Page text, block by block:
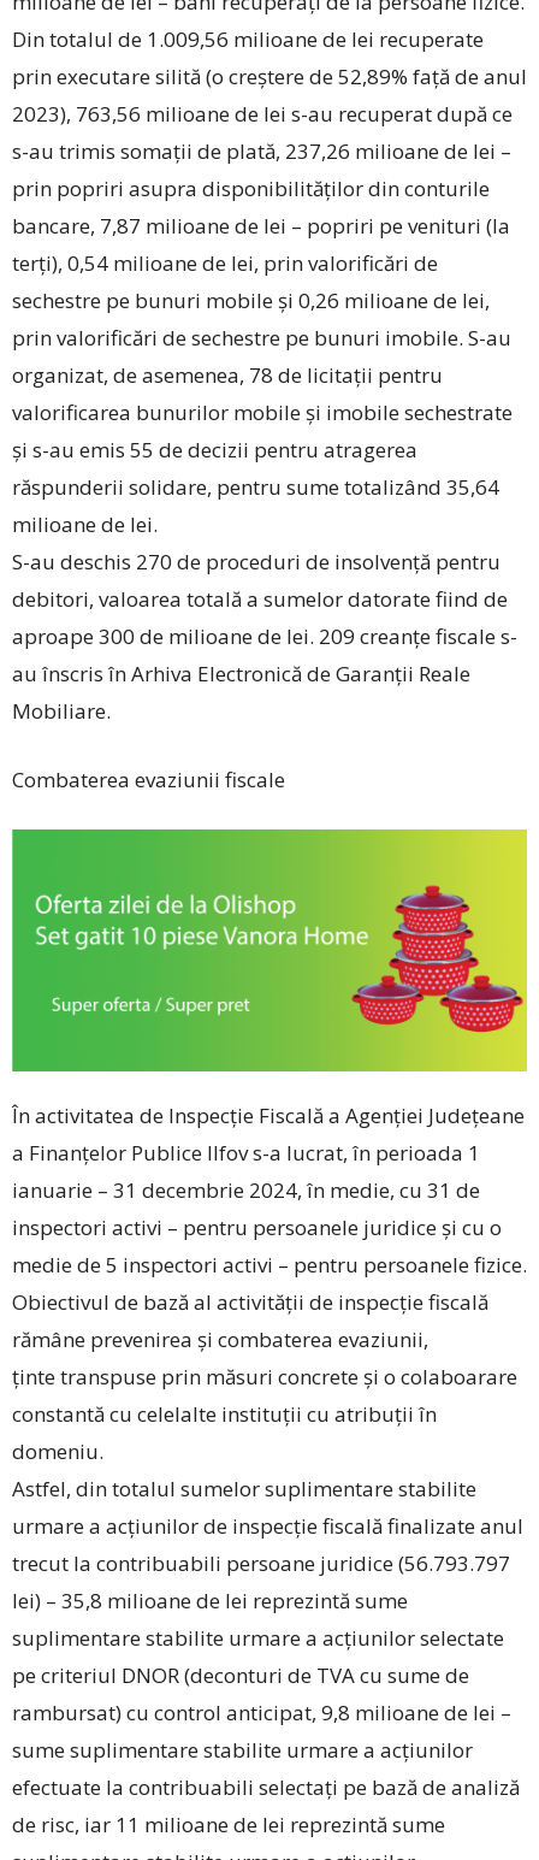
Din totalul de 1.009,56 milioane de lei recuperate
prin executare silită (o creștere de 52,89% față de anul
2023), 763,56 milioane de lei s-au recuperat după ce
s-au trimis somații de plată, 237,26 milioane de lei –
prin popriri asupra disponibilităților din conturile
bancare, 7,87 milioane de lei – popriri pe venituri (la
terți), 0,54 milioane de lei, prin valorificări de
sechestre pe bunuri mobile și 0,26 milioane de lei,
prin valorificări de sechestre pe bunuri imobile. S-au
organizat, de asemenea, 78 de licitații pentru
valorificarea bunurilor mobile și imobile sechestrate
și s-au emis 55 de decizii pentru atragerea
răspunderii solidare, pentru sume totalizând 35,64
milioane de lei.
S-au deschis 270 de proceduri de insolvență pentru
debitori, valoarea totală a sumelor datorate fiind de
aproape 300 de milioane de lei. 209 creanțe fiscale s-
au înscris în Arhiva Electronică de Garanții Reale
Mobiliare.
Combaterea evaziunii fiscale
În activitatea de Inspecție Fiscală a Agenției Județeane
a Finanțelor Publice Ilfov s-a lucrat, în perioada 1
ianuarie – 31 decembrie 2024, în medie, cu 31 de
inspectori activi – pentru persoanele juridice și cu o
medie de 5 inspectori activi – pentru persoanele fizice.
Obiectivul de bază al activității de inspecție fiscală
rămâne prevenirea și combaterea evaziunii,
ținte transpuse prin măsuri concrete și o colaboarare
constantă cu celelalte instituții cu atribuții în
domeniu.
Astfel, din totalul sumelor suplimentare stabilite
urmare a acțiunilor de inspecție fiscală finalizate anul
trecut la contribuabili persoane juridice (56.793.797
lei) – 35,8 milioane de lei reprezintă sume
suplimentare stabilite urmare a acțiunilor selectate
pe criteriul DNOR (deconturi de TVA cu sume de
rambursat) cu control anticipat, 9,8 milioane de lei –
sume suplimentare stabilite urmare a acțiunilor
efectuate la contribuabili selectați pe bază de analiză
de risc, iar 11 milioane de lei reprezintă sume